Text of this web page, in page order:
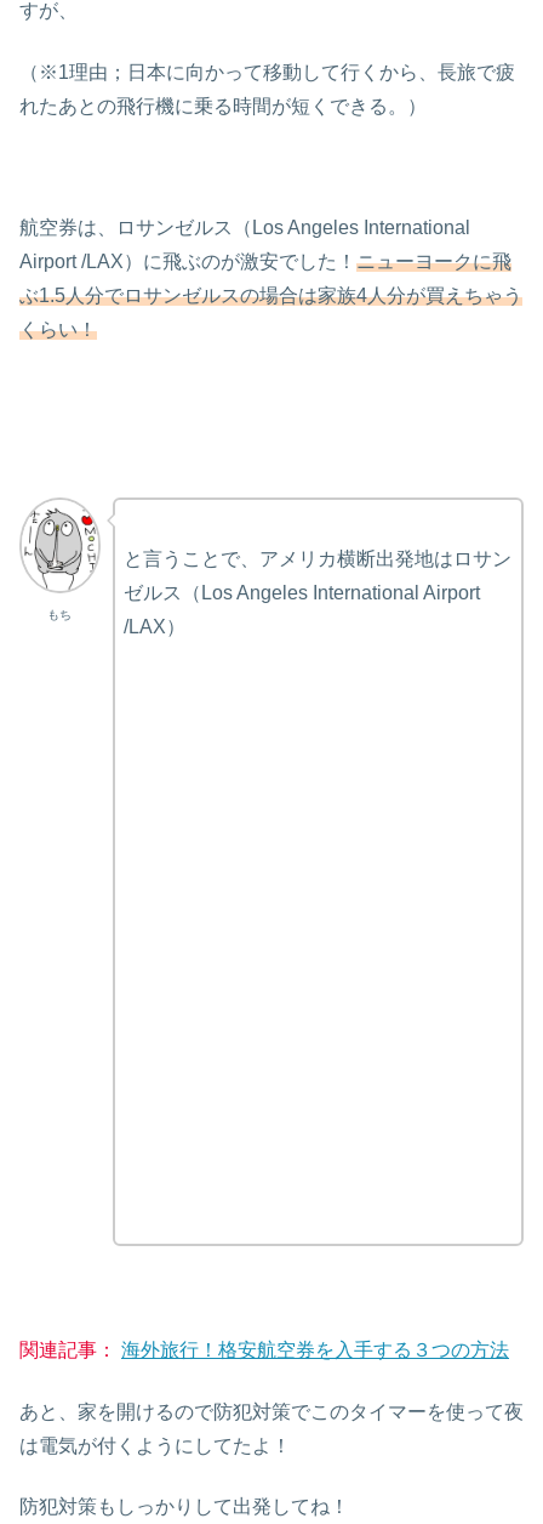
すが、
（※1理由；日本に向かって移動して行くから、長旅で疲
れたあとの飛行機に乗る時間が短くできる。）
航空券は、ロサンゼルス（Los Angeles International
Airport /LAX）に飛ぶのが激安でした！ ニューヨークに飛
ぶ1.5人分でロサンゼルスの場合は家族4人分が買えちゃう
くらい！
もち
と言うことで、アメリカ横断出発地はロサン
ゼルス（Los Angeles International Airport
/LAX）
関連記事： 海外旅行！格安航空券を入手する３つの方法
あと、家を開けるので防犯対策でこのタイマーを使って夜
は電気が付くようにしてたよ！
防犯対策もしっかりして出発してね！